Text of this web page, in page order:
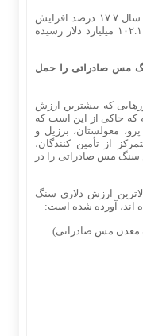
علاوه بر این صادرات جهانی مس سال به سال ۱۷.۷ درصد افزایش
یافته است، در حالی که از سال ۲۰۲۴ به ۱۰۲.۱ میلیارد دلار رسیده
مس صادراتی را حمل
که بیشترین ارزش
که حاکی از این است که
مغولستان، برزیل و
از تأمین‌ کنندگان،
از کل ارزش سنگ مس صادراتی را در
کشوری که بالاترین ارزش دلاری سنگ